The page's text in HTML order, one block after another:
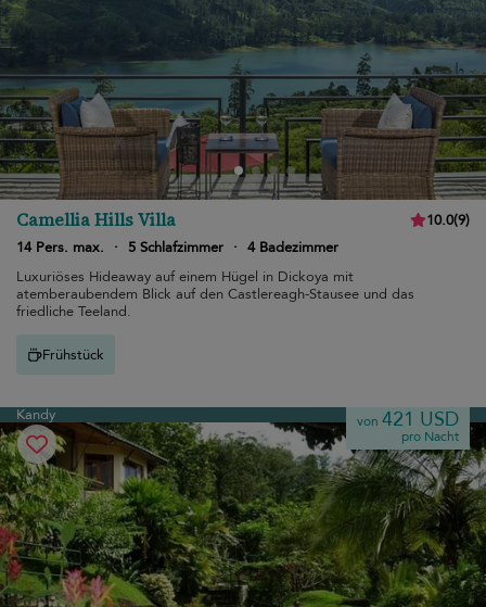
Camellia Hills Villa 10.0(9)
14 Pers. max.
· 5 Schlafzimmer · 4 Badezimmer
Luxuriöses Hideaway auf einem Hügel in Dickoya mit
atemberaubendem Blick auf den Castlereagh-Stausee und das
friedliche Teeland.
Frühstück
Kandy von 421 USD
pro Nacht